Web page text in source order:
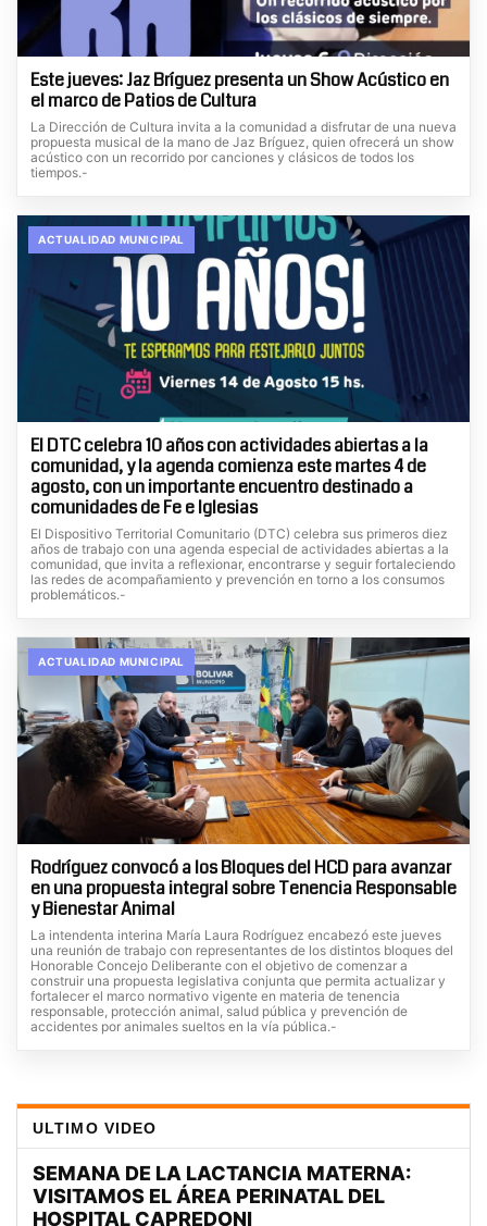
Este jueves: Jaz Bríguez presenta un Show Acústico en
el marco de Patios de Cultura
La Dirección de Cultura invita a la comunidad a disfrutar de una nueva
propuesta musical de la mano de Jaz Bríguez, quien ofrecerá un show
acústico con un recorrido por canciones y clásicos de todos los
tiempos.-
ACTUALIDAD MUNICIPAL
El DTC celebra 10 años con actividades abiertas a la
comunidad, y la agenda comienza este martes 4 de
agosto, con un importante encuentro destinado a
comunidades de Fe e Iglesias
El Dispositivo Territorial Comunitario (DTC) celebra sus primeros diez
años de trabajo con una agenda especial de actividades abiertas a la
comunidad, que invita a reflexionar, encontrarse y seguir fortaleciendo
las redes de acompañamiento y prevención en torno a los consumos
problemáticos.-
ACTUALIDAD MUNICIPAL
Rodríguez convocó a los Bloques del HCD para avanzar
en una propuesta integral sobre Tenencia Responsable
y Bienestar Animal
La intendenta interina María Laura Rodríguez encabezó este jueves
una reunión de trabajo con representantes de los distintos bloques del
Honorable Concejo Deliberante con el objetivo de comenzar a
construir una propuesta legislativa conjunta que permita actualizar y
fortalecer el marco normativo vigente en materia de tenencia
responsable, protección animal, salud pública y prevención de
accidentes por animales sueltos en la vía pública.-
ULTIMO VIDEO